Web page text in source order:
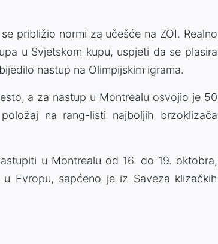
približio normi za učešće na ZOI. Realno
u Svjetskom kupu, uspjeti da se plasira
nastup na Olimpijskim igrama.
a za nastup u Montrealu osvojio je 50
na rang-listi najboljih brzoklizača
u Montrealu od 16. do 19. oktobra,
Evropu, sapćeno je iz Saveza klizačkih